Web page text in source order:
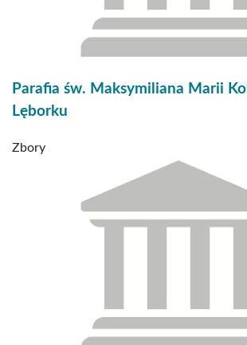
Parafia św. Maksymiliana Marii
Lęborku
Zbory